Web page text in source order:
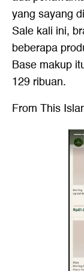
yang sayang
Sale kali ini,
beberapa
Base makup
129 ribuan.
From This